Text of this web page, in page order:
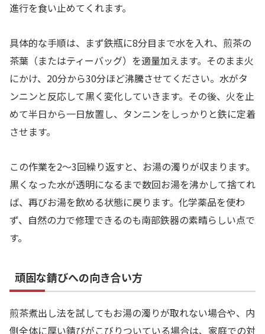
進行を食い止めてくれます。
具体的な手順は、まず鉄瓶に8分目まで水を入れ、煎茶の
茶葉（またはティーバッグ）を適量加えます。そのまま火
にかけ、20分から30分ほど沸騰させてください。水がタ
ンニンと反応して黒く変化していきます。その後、火を止
めて半日から一日放置し、タンニンをしっかりと鉄に定着
させます。
この作業を2〜3回繰り返すと、お湯の濁りが収まります。
黒くなった水が透明になるまで数回お湯を沸かして捨てれ
ば、再びお湯を飲める状態に戻ります。化学薬品を使わ
ず、自然の力で修理できるのも南部鉄器の素晴らしい点で
す。
頑固な錆びへの向き合い方
煎茶煮出し法を試してもお湯の濁りが取れない場合や、内
側全体に厚い錆びがこびりついている場合は、家庭での対